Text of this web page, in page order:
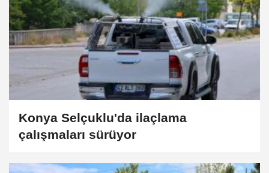
Konya Selçuklu'da ilaçlama
çalışmaları sürüyor